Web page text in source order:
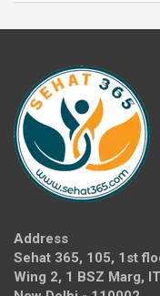
Address
Sehat 365, 105, 1st
Wing 2, 1 BSZ Marg,